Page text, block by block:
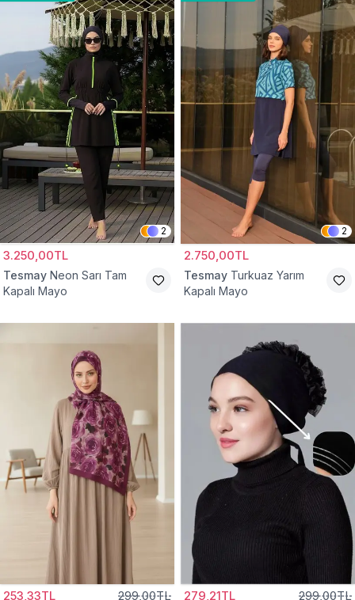
2
3.250,00TL
Tesmay Neon Sarı Tam
Kapalı Mayo
2
2.750,00TL
Tesmay Turkuaz Yarım
Kapalı Mayo
253,33TL 299,00TL 279,21TL 299,00TL